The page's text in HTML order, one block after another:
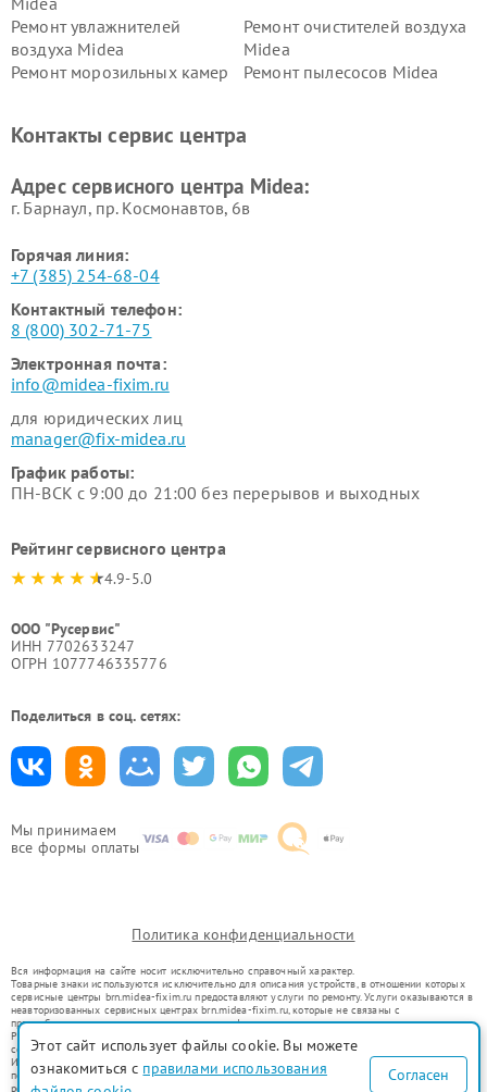
Мы принимаем
все формы оплаты
Ремонт увлажнителей
воздуха Midea
Ремонт очистителей воздуха
Midea
Ремонт морозильных камер
Ремонт пылесосов Midea
пылесосов Midea
Midea
Контакты сервис центра
Адрес сервисного центра Midea:
г. Барнаул, ​пр. Космонавтов, 6в
Горячая линия:
+7 (385) 254-68-04
Контактный телефон:
8 (800) 302-71-75
Электронная почта:
info@midea-fixim.ru
для юридических лиц
manager@fix-midea.ru
График работы:
ПН-ВСК с 9:00 до 21:00 без перерывов и выходных
Рейтинг сервисного центра
4.9-5.0
ООО "Русервис"
ИНН 7702633247
ОГРН 1077746335776
Поделиться в соц. сетях:
Политика конфиденциальности
Вся информация на сайте носит исключительно справочный характер.
Товарные знаки используются исключительно для описания устройств, в отношении которых
сервисные центры brn.midea-fixim.ru предоставляют услуги по ремонту. Услуги оказываются в
неавторизованных сервисных центрах brn.midea-fixim.ru, которые не связаны с
правообладателями товарных знаков или их официальными представителями.
Ремонт осуществляется для устройств, уже введенных в гражданский оборот в соответствии
со статьей 1487 ГК РФ.
Использование товарных знаков не преследует цели индивидуализации услуг или введения
потребителей в заблуждение, а служит для информирования о предоставляемых услугах по
ремонту техники указанных брендов.
Этот сайт использует файлы cookie. Вы можете
ознакомиться с правилами использования
Согласен